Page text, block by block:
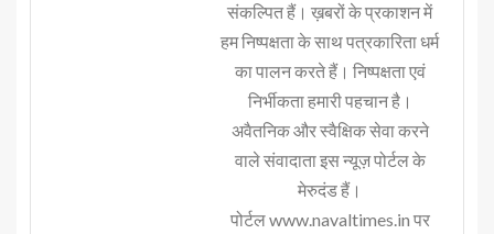
संकल्पित हैं। ख़बरों के प्रकाशन में
हम निष्पक्षता के साथ पत्रकारिता धर्म
का पालन करते हैं। निष्पक्षता एवं
निर्भीकता हमारी पहचान है।
अवैतनिक और स्वैक्षिक सेवा करने
वाले संवादाता इस न्यूज़ पोर्टल के
मेरुदंड हैं।
पोर्टल www.navaltimes.in पर